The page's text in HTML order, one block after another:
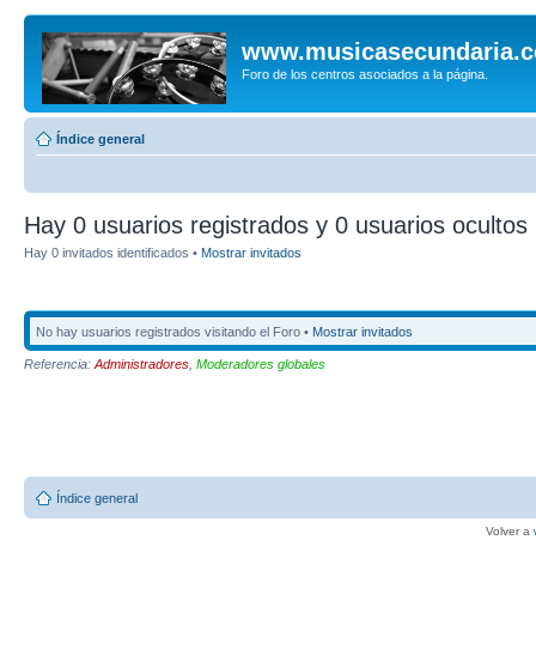
Foro de los centros asociados a la página.
Índice general
Hay 0 usuarios registrados y 0 usuarios ocultos
Hay 0 invitados identificados • Mostrar invitados
No hay usuarios registrados visitando el Foro • Mostrar invitados
Referencia: Administradores Moderadores globales
Índice general
Volver a